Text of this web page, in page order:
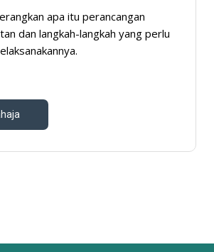
apa itu perancangan
dan langkah-langkah yang perlu